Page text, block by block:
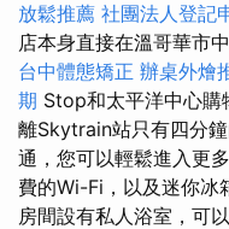
放鬆推薦 社團法人登記
店本身直接在溫哥華市
台中體態矯正 辦桌外燴
期 Stop和太平洋中心購
離Skytrain站只有四分
通，您可以輕鬆進入更
費的Wi-Fi，以及迷你冰
房間設有私人浴室，可